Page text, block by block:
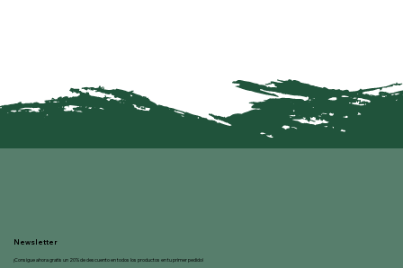
Newsletter
¡Consigue ahora gratis un 20% de descuento en todos los productos en tu primer pedido!